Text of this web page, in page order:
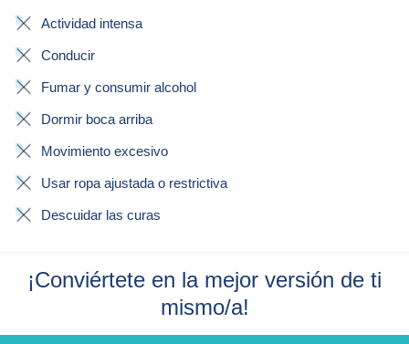
Actividad intensa
Conducir
Fumar y consumir alcohol
Dormir boca arriba
Movimiento excesivo
Usar ropa ajustada o restrictiva
Descuidar las curas
¡Conviértete en la mejor versión de ti
mismo/a!